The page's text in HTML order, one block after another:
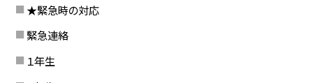
★緊急時の対応
緊急連絡
１年生